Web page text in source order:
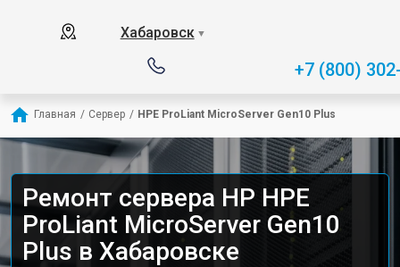
Хабаровск ▼
+7 (800)
Главная / Сервер / HPE ProLiant MicroServer Gen10 Plus
Ремонт сервера HP HPE
ProLiant MicroServer Gen10
Plus в Хабаровске